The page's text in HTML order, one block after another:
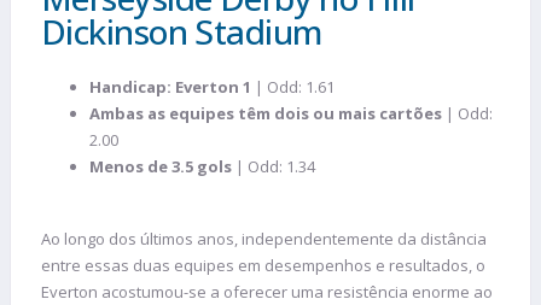
Dickinson Stadium
Handicap: Everton 1 | Odd: 1.61
Ambas as equipes têm dois ou mais cartões | Odd:
2.00
Menos de 3.5 gols | Odd: 1.34
Ao longo dos últimos anos, independentemente da distância
entre essas duas equipes em desempenhos e resultados, o
Everton acostumou-se a oferecer uma resistência enorme ao